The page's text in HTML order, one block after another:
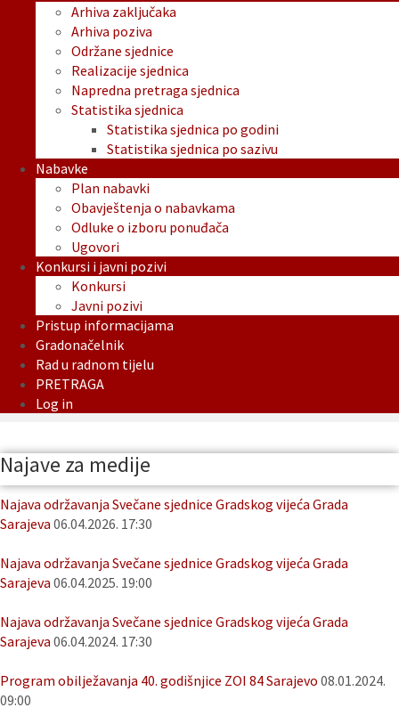
Arhiva zaključaka
Arhiva poziva
Održane sjednice
Realizacije sjednica
Napredna pretraga sjednica
Statistika sjednica
Statistika sjednica po godini
Statistika sjednica po sazivu
Nabavke
Plan nabavki
Obavještenja o nabavkama
Odluke o izboru ponuđača
Ugovori
Konkursi i javni pozivi
Konkursi
Javni pozivi
Pristup informacijama
Gradonačelnik
Rad u radnom tijelu
PRETRAGA
Log in
Najave za medije
Najava održavanja Svečane sjednice Gradskog vijeća Grada
Sarajeva 06.04.2026. 17:30
Najava održavanja Svečane sjednice Gradskog vijeća Grada
Sarajeva 06.04.2025. 19:00
Najava održavanja Svečane sjednice Gradskog vijeća Grada
Sarajeva 06.04.2024. 17:30
Program obilježavanja 40. godišnjice ZOI 84 Sarajevo 08.01.2024.
09:00